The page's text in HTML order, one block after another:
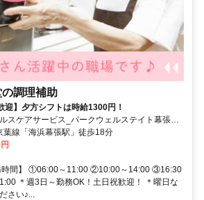
調理補助
迎】夕方シフトは時給1300円！
スケアサービス_パークウェルステイト幕張ベ
葉線「海浜幕張駅」徒歩18分
時間】 ①06:00～11:00 ②10:00～14:00 ③16:30
＊週3日～勤務OK！土日祝歓迎！ ＊曜日な
さい♪...